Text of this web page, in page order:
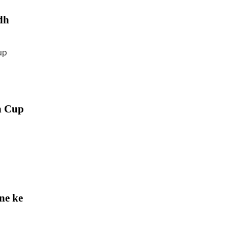
Cup
ke